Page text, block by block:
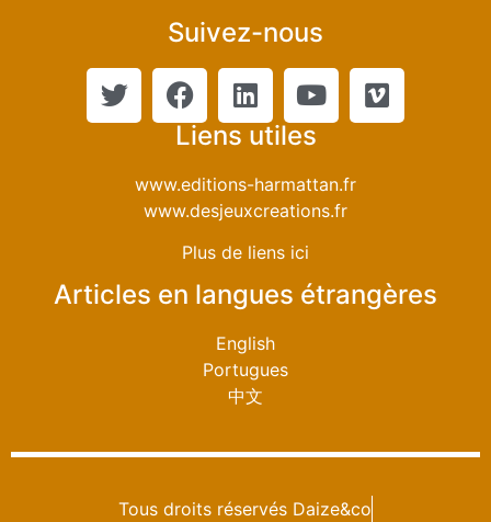
Suivez-nous
Liens utiles
www.editions-harmattan.fr
www.desjeuxcreations.fr
Plus de liens ici
Articles en langues étrangères
English
Portugues
中文
Tous droits réservés Daize&co